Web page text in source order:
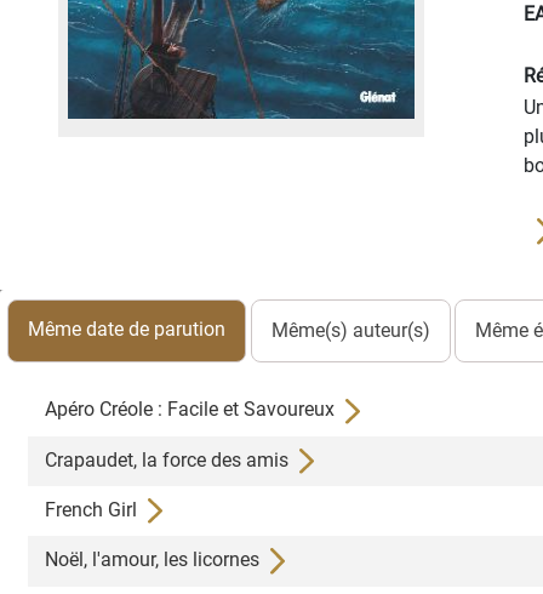
Même date de parution Même(s) auteur(s) Même
Apéro Créole : Facile et Savoureux
Crapaudet, la force des amis
French Girl
Noël, l'amour, les licornes